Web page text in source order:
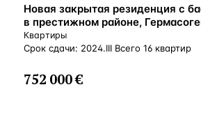
ВНЖ
Новая закрытая резиденция с
в престижном районе,
Квартиры
Срок сдачи: 2024.III Всего 16 квартир
752 000 €